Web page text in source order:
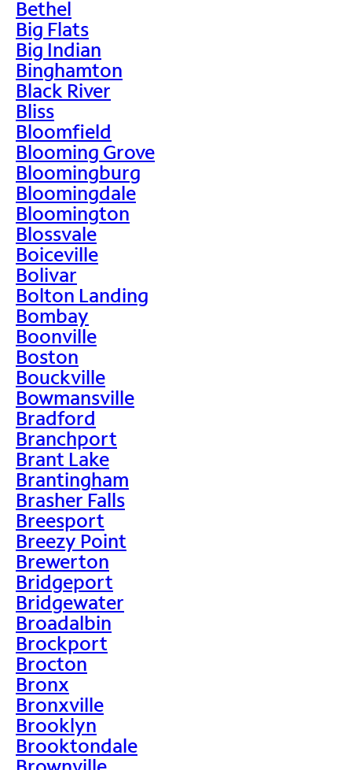
Bethel
Big Flats
Big Indian
Binghamton
Black River
Bliss
Bloomfield
Blooming Grove
Bloomingburg
Bloomingdale
Bloomington
Blossvale
Boiceville
Bolivar
Bolton Landing
Bombay
Boonville
Boston
Bouckville
Bowmansville
Bradford
Branchport
Brant Lake
Brantingham
Brasher Falls
Breesport
Breezy Point
Brewerton
Bridgeport
Bridgewater
Broadalbin
Brockport
Brocton
Bronx
Bronxville
Brooklyn
Brooktondale